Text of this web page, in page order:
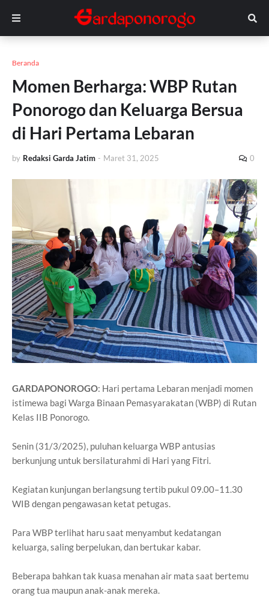
Beranda
Momen Berharga: WBP Rutan
Ponorogo dan Keluarga Bersua
di Hari Pertama Lebaran
by Redaksi Garda Jatim - Maret 31, 2025 0
GARDAPONOROGO: Hari pertama Lebaran menjadi momen
istimewa bagi Warga Binaan Pemasyarakatan (WBP) di Rutan
Kelas IIB Ponorogo.
Senin (31/3/2025), puluhan keluarga WBP antusias
berkunjung untuk bersilaturahmi di Hari yang Fitri.
Kegiatan kunjungan berlangsung tertib pukul 09.00–11.30
WIB dengan pengawasan ketat petugas.
Para WBP terlihat haru saat menyambut kedatangan
keluarga, saling berpelukan, dan bertukar kabar.
Beberapa bahkan tak kuasa menahan air mata saat bertemu
orang tua maupun anak-anak mereka.